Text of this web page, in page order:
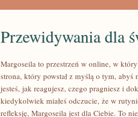
Przewidywania dla
Margoseila to przestrzeń w online, w
strona, który powstał z myślą o tym, abyś
jesteś, jak reagujesz, czego pragniesz i
kiedykolwiek miałeś odczucie, że w
refleksję, Margoseila jest dla Ciebie. To